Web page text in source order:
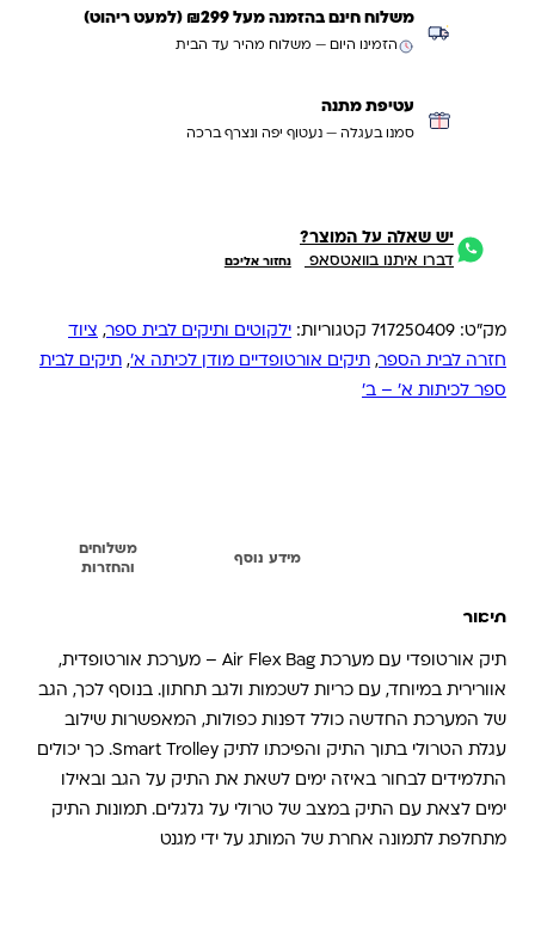
משלוח חינם בהזמנה מעל ₪299 (למעט ריהוט)
הזמינו היום — משלוח מהיר עד הבית
עטיפת מתנה
סמנו בעגלה — נעטוף יפה ונצרף ברכה
יש שאלה על המוצר?
דברו איתנו בוואטסאפ נחזור אליכם
מק"ט: 717250409 קטגוריות: ילקוטים ותיקים לבית ספר, ציוד
חזרה לבית הספר, תיקים אורטופדיים מודן לכיתה א', תיקים לבית
ספר לכיתות א' – ב'
מידע נוסף
משלוחים
והחזרות
תיאור
תיק אורטופדי עם מערכת Air Flex Bag – מערכת אורטופדית,
אוורירית במיוחד, עם כריות לשכמות ולגב תחתון. בנוסף לכך, הגב
של המערכת החדשה כולל דפנות כפולות, המאפשרות שילוב
עגלת הטרולי בתוך התיק והפיכתו לתיק Smart Trolley. כך יכולים
התלמידים לבחור באיזה ימים לשאת את התיק על הגב ובאילו
ימים לצאת עם התיק במצב של טרולי על גלגלים. תמונות התיק
מתחלפת לתמונה אחרת של המותג על ידי מגנט